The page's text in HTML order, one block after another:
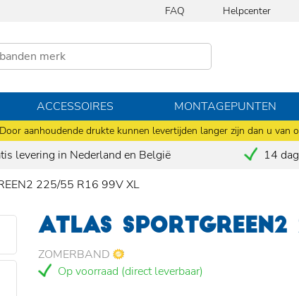
aanhoudende drukte kunnen levertijden langer zijn dan u van
FAQ Helpcenter
ACCESSOIRES MONTAGEPUNTEN
levering in Nederland en België 14
225/55 R16 99V XL
ATLAS
ZOMERBAND
Op voorraad (direct leverbaar)